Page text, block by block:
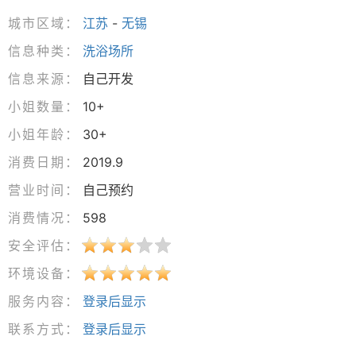
城市区域： 江苏 - 无锡
信息种类：
洗浴场所
信息来源：
自己开发
小姐数量：
10+
小姐年龄：
30+
消费日期：
2019.9
营业时间：
自己预约
消费情况：
598
安全评估：
环境设备：
服务内容：
登录后显示
联系方式：
登录后显示